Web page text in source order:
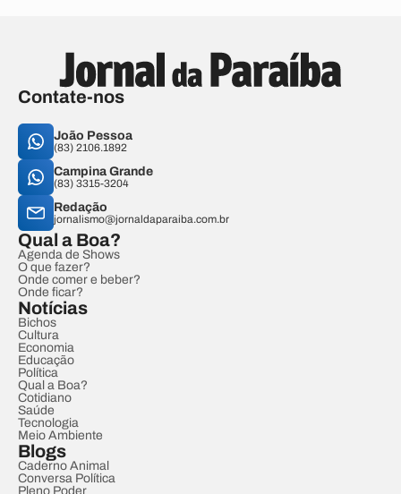
Contate-nos
João Pessoa
(83) 2106.1892
Campina Grande
(83) 3315-3204
Redação
jornalismo@jornaldaparaiba.com.br
Qual a Boa?
Agenda de Shows
O que fazer?
Onde comer e beber?
Onde ficar?
Notícias
Bichos
Cultura
Economia
Educação
Política
Qual a Boa?
Cotidiano
Saúde
Tecnologia
Meio Ambiente
Blogs
Caderno Animal
Conversa Política
Pleno Poder